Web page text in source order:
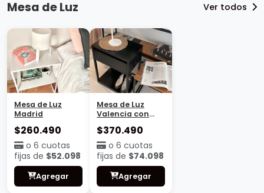
Mesa de Luz Ver todos
Mesa de Luz
Madrid
$260.490
o 6 cuotas
fijas de $52.098
Agregar
Mesa de Luz
Valencia con
$370.490
o 6 cuotas
fijas de $74.098
Agregar